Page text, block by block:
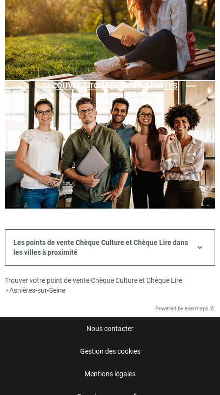
DÉCOUVREZ TOUTES NOS ACTIVITÉS
Les points de vente Chèque Culture et Chèque Lire dans
les villes à proximité
Trouver votre point de vente Chèque Culture et Chèque Lire
>Asnières-sur-Seine
Powered by evermaps ©
Nous contacter
Gestion des cookies
Mentions légales